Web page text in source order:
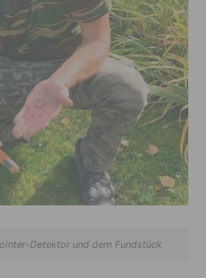
Detektor und dem Fundstück